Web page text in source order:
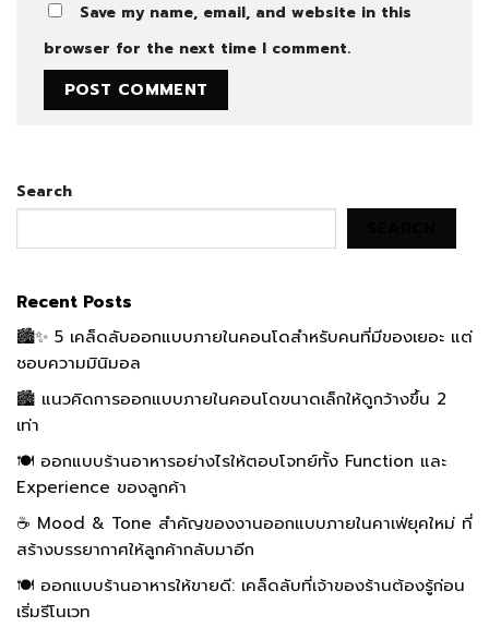
Save my name, email, and website in this
browser for the next time I comment.
Search
Recent Posts
🏙️✨ 5 เคล็ดลับออกแบบภายในคอนโดสำหรับคนที่มีของเยอะ แต่
ชอบความมินิมอล
🏙️ แนวคิดการออกแบบภายในคอนโดขนาดเล็กให้ดูกว้างขึ้น 2
เท่า
🍽️ ออกแบบร้านอาหารอย่างไรให้ตอบโจทย์ทั้ง Function และ
Experience ของลูกค้า
☕ Mood & Tone สำคัญของงานออกแบบภายในคาเฟ่ยุคใหม่ ที่
สร้างบรรยากาศให้ลูกค้ากลับมาอีก
🍽️ ออกแบบร้านอาหารให้ขายดี: เคล็ดลับที่เจ้าของร้านต้องรู้ก่อน
เริ่มรีโนเวท